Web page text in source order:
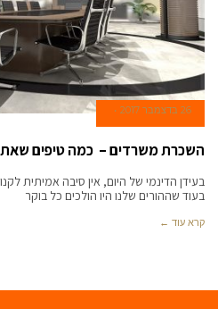
26 בדצמבר 2017
השכרת משרדים – כמה טיפים
בעידן הדינמי של היום, אין סיבה אמיתית
בעוד שההורים שלנו היו הולכים כל בוקר
קרא עוד ←